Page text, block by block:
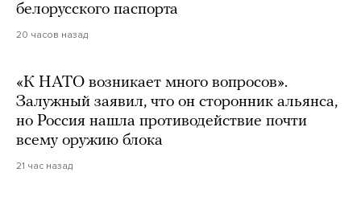
белорусского паспорта
20 часов назад
«К НАТО возникает много вопросов».
Залужный заявил, что он сторонник альянса,
но Россия нашла противодействие почти
всему оружию блока
21 час назад